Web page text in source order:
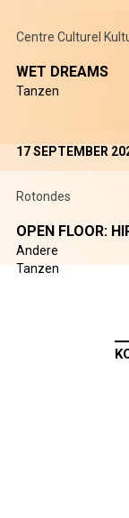
Centre Culturel
WET DREAMS
Tanzen
17 SEPTEMBER
Rotondes
OPEN FLOOR:
Andere
Tanzen